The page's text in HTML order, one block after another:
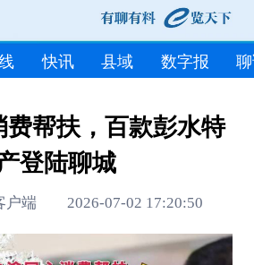
快讯 县域 数字报
费帮扶，百款彭水特
登陆聊城
户端 2026-07-02 17:20:50